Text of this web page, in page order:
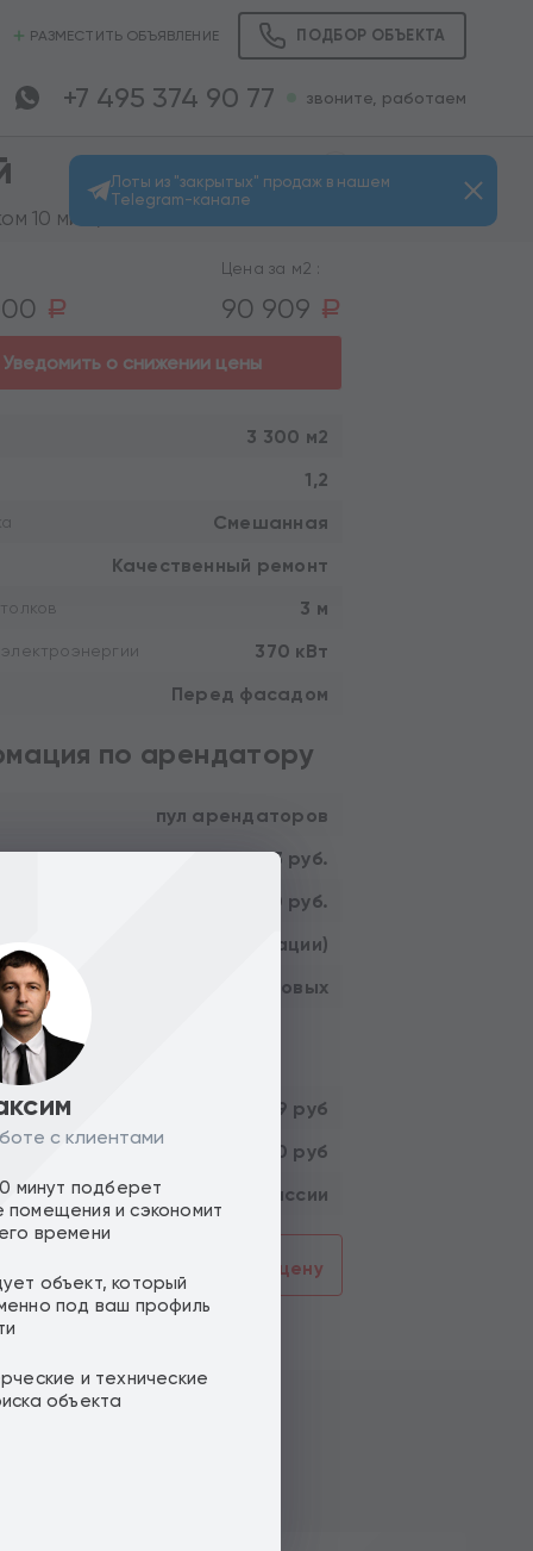
РАЗМЕСТИТЬ ОБЪЯВЛЕНИЕ ПОДБОР ОБЪЕКТА
+7 495 374 90 77 звоните, работаем
10 мин.)
a
Цена за м2 :
90 909 a
Уведомить о снижении цены
3 300 м2
1,2
Смешанная
Качественный ремонт
3 м
370 кВт
Перед фасадом
по арендатору
пул арендаторов
плата: 3 083 333 руб.
37 000 000 руб.
8.1 лет (без учета индексации)
12.3% годовых
условия
90 909 руб
: 300 000 000 руб
Без комиссии
Предложить цену
Лоты из "закрытых" продаж в нашем
Telegram-канале
с клиентами
минут подберет
и сэкономит
времени
объект, который
под ваш профиль
и технические
объекта